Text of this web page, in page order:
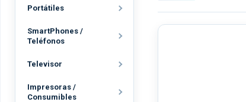
Portátiles
SmartPhones /
Teléfonos
Televisor
Impresoras /
Consumibles